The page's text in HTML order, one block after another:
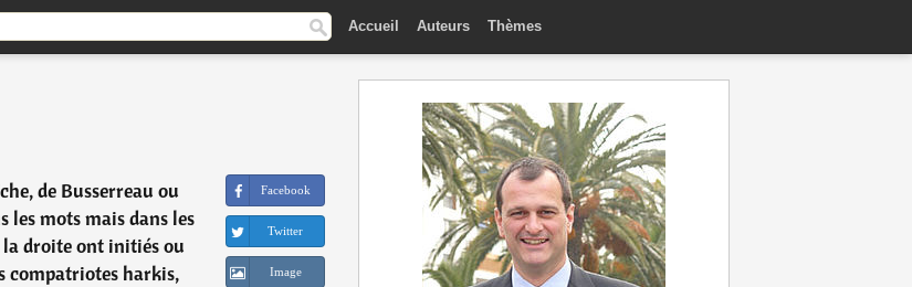
Accueil Auteurs Thèmes
de Busserreau ou
les mots mais dans les
droite ont initiés ou
compatriotes harkis,
Facebook
Twitter
Image